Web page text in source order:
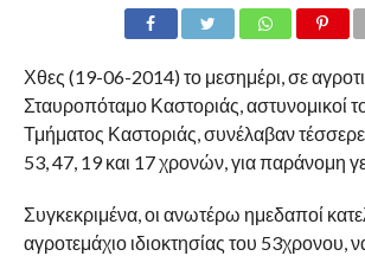
Χθες (19-06-2014) το μεσημέρι, σε
Σταυροπόταμο Καστοριάς, αστυνομικοί
Τμήματος Καστοριάς, συνέλαβαν
53, 47, 19 και 17 χρονών, για παράνομη
Συγκεκριμένα, οι ανωτέρω ημεδαποί
αγροτεμάχιο ιδιοκτησίας του 53χρονου,